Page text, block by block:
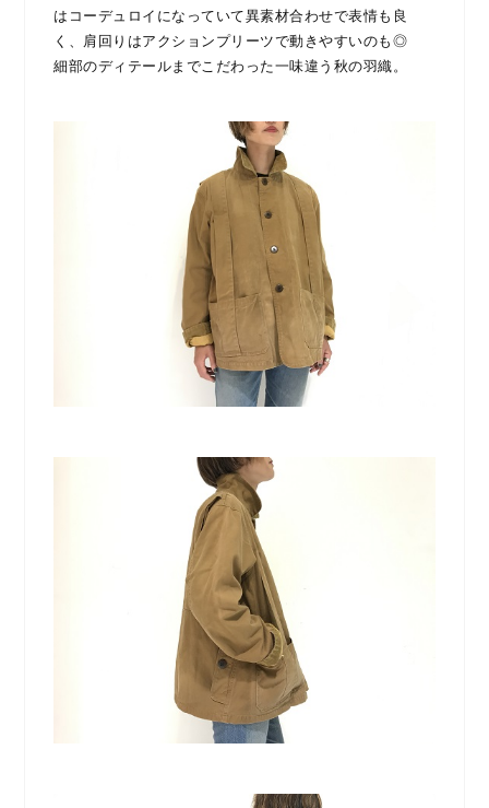
はコーデュロイになっていて異素材合わせで表情も良
く、肩回りはアクションプリーツで動きやすいのも◎
細部のディテールまでこだわった一味違う秋の羽織。